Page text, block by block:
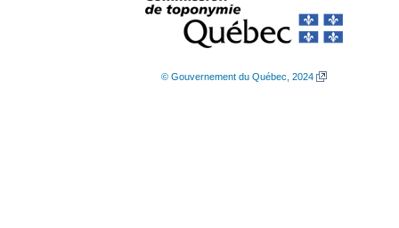
© Gouvernement du Québec, 2024